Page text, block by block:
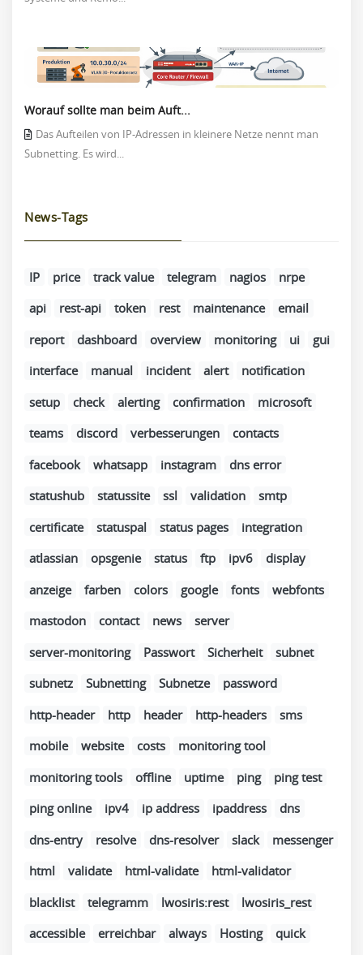
Worauf sollte man beim Auft...
Das Aufteilen von IP-Adressen in kleinere Netze nennt man
Subnetting. Es wird...
News-Tags
IP price track value telegram nagios
nrpe
api
rest-api token rest maintenance
email
report
dashboard overview monitoring ui
gui
interface
manual incident alert
notification
setup
check alerting confirmation
microsoft
teams
discord verbesserungen
contacts
facebook
whatsapp instagram
dns error
statushub
statussite ssl validation
smtp
certificate
statuspal status pages
integration
atlassian
opsgenie status ftp ipv6
display
anzeige
farben colors google fonts
webfonts
mastodon
contact news
server
server-monitoring
Passwort Sicherheit
subnet
subnetz
Subnetting Subnetze
password
http-header
http header http-headers
sms
mobile
website costs
monitoring tool
monitoring tools
offline uptime ping
ping test
ping online
ipv4 ip address ipaddress
dns
dns-entry
resolve dns-resolver slack
messenger
html
validate html-validate
html-validator
blacklist
telegramm lwosiris:rest
lwosiris_rest
accessible
erreichbar always Hosting
quick